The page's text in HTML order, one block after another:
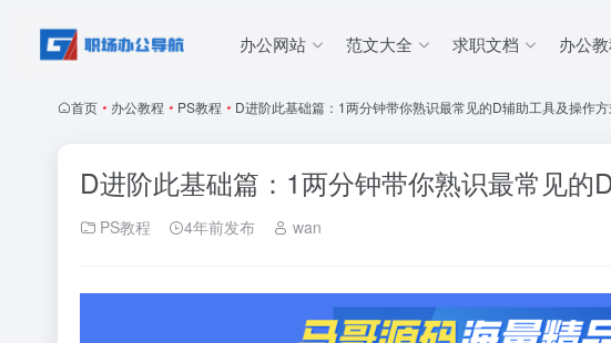
办公网站 范文大全 求职文档 办公
首页 • 办公教程 • PS教程 • D进阶此基础篇：1两分钟带你熟识最常见的D辅助工具及操作
D进阶此基础篇：1两分钟带你熟识最常见的
PS教程 4年前发布 wan